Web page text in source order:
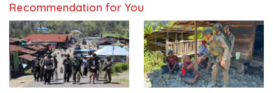
Recommendation for You